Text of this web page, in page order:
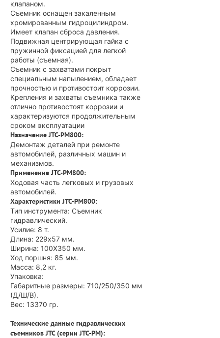
клапаном.
Съемник оснащен закаленным
хромированным гидроцилиндром.
Имеет клапан сброса давления.
Подвижная центрирующая гайка с
пружинной фиксацией для легкой
работы (съемная).
Съемник с захватами покрыт
специальным напылением, обладает
прочностью и противостоит коррозии.
Крепления и захваты съемника также
отлично противостоят коррозии и
характеризуются продолжительным
сроком эксплуатации
Назначение JTC-PM800:
Демонтаж деталей при ремонте
автомобилей, различных машин и
механизмов.
Применение JTC-PM800:
Ходовая часть легковых и грузовых
автомобилей.
Характеристики JTC-PM800:
Тип инструмента: Съемник
гидравлический.
Усилие: 8 т.
Длина: 229x57 мм.
Ширина: 100X350 мм.
Ход поршня: 85 мм.
Масса: 8,2 кг.
Упаковка:
Габаритные размеры: 710/250/350 мм
(Д/Ш/В).
Вес: 13370 гр.
Технические данные гидравлических
съемников JTC (серии JTC-PM):